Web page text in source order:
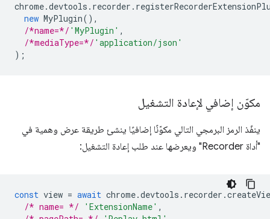
chrome.devtools . recorder .
new MyPlugin(),
/*name=*/ 'MyPlugin' ,
/*mediaType=*/ 'application/json'
);
مكوّن إضافي لإعادة التشغيل
ينفّذ الرمز البرمجي التالي مكوّنًا إضافيًا ينشئ طريقة عرض وهمية في
"أداة Recorder" ويعرضها عند طلب إعادة التشغيل:
const view = await chrome.devtools . recorder .
/* name= */
'ExtensionName' ,